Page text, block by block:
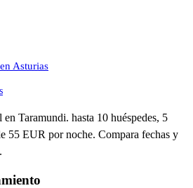
Asturias
Taramundi. hasta 10 huéspedes, 5
55 EUR por noche. Compara fechas y